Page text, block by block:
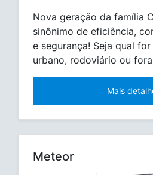
Nova geração da família
sinônimo de eficiência,
e segurança! Seja qual
urbano, rodoviário ou
Mais
Meteor